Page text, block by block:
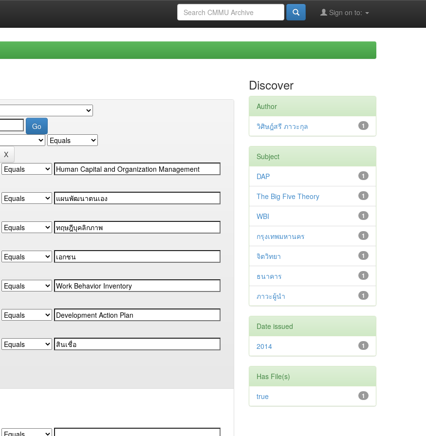
Sign on to:
Discover
Author
1
วิศิษฎ์สรี ภาวะกุล
Subject
1
DAP
1
The Big Five Theory
1
WBI
1
กรุงเทพมหานคร
1
จิตวิทยา
1
ธนาคาร
1
ภาวะผู้นำ
Date issued
1
2014
Has File(s)
1
true